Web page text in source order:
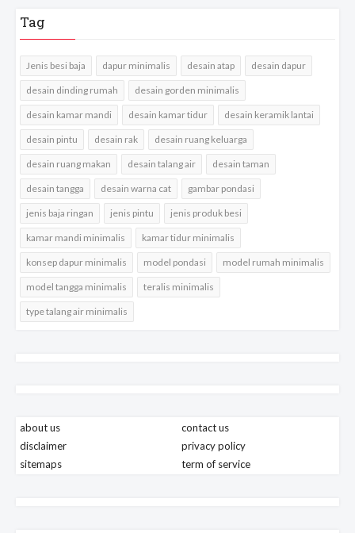
Tag
Jenis besi baja dapur minimalis desain atap desain dapur
desain dinding rumah desain gorden minimalis
desain kamar mandi desain kamar tidur desain keramik lantai
desain pintu desain rak desain ruang keluarga
desain ruang makan desain talang air desain taman
desain tangga desain warna cat gambar pondasi
jenis baja ringan jenis pintu jenis produk besi
kamar mandi minimalis kamar tidur minimalis
konsep dapur minimalis model pondasi model rumah minimalis
model tangga minimalis teralis minimalis
type talang air minimalis
about us
contact us
disclaimer
privacy policy
sitemaps
term of service